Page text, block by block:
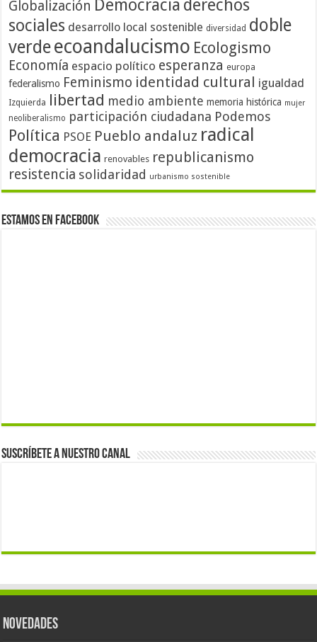
Globalización Democracia derechos
sociales desarrollo local sostenible diversidad doble
verdeecoandalucismo Ecologismo
Economía espacio político esperanza europa
federalismo Feminismo identidad cultural igualdad
Izquierda libertad medio ambiente memoria histórica mujer
neoliberalismo participación ciudadana Podemos
Política PSOE Pueblo andaluz radical
democracia renovables republicanismo
resistencia solidaridad urbanismo sostenible
Estamos en Facebook
Suscríbete a nuestro canal
Novedades